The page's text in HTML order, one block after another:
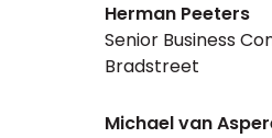
Herman Peeters
Senior Business
Bradstreet
Michael van